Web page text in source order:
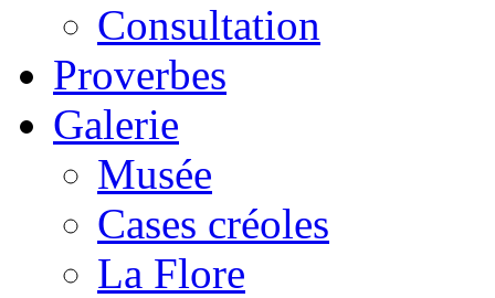
Consultation
Proverbes
Galerie
Musée
Cases créoles
La Flore